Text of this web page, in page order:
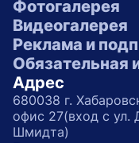
Фотогалерея
Видеогалерея
Реклама и
Обязательная
Адрес
680038 г.
офис 27(вход с ул.
Шмидта)